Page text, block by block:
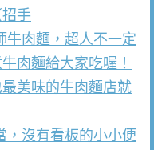
手
牛肉麵，超人不一定
肉麵給大家吃喔！
美味的牛肉麵店就
，沒有看板的小小便